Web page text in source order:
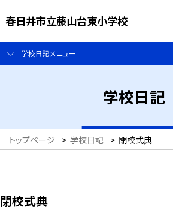
春日井市立藤山台東小学校
学校日記メニュー
学校日記
トップページ > 学校日記 > 閉校式典
閉校式典